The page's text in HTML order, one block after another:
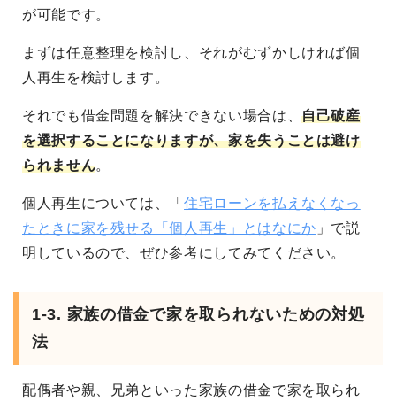
が可能です。
まずは任意整理を検討し、それがむずかしければ個
人再生を検討します。
それでも借金問題を解決できない場合は、自己破産
を選択することになりますが、家を失うことは避け
られません。
個人再生については、「住宅ローンを払えなくなっ
たときに家を残せる「個人再生」とはなにか 」で説
明しているので、ぜひ参考にしてみてください。
1-3. 家族の借金で家を取られないための対処
法
配偶者や親、兄弟といった家族の借金で家を取られ